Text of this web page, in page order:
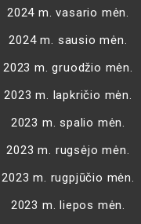
2024 m. vasario mėn.
2024 m. sausio mėn.
2023 m. gruodžio mėn.
2023 m. lapkričio mėn.
2023 m. spalio mėn.
2023 m. rugsėjo mėn.
2023 m. rugpjūčio mėn.
2023 m. liepos mėn.